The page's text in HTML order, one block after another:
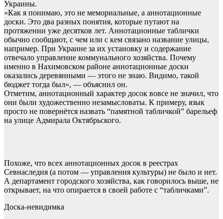
Украины.
«Как я понимаю, это не мемориальные, а аннотационные
доски. Это два разных понятия, которые путают на
протяжении уже десятков лет. Аннотационные таблички
обычно сообщают, с чем или с кем связано название улицы,
например. При Украине за их установку и содержание
отвечало управление коммунального хозяйства. Почему
именно в Нахимовском районе аннотационные доски
оказались деревянными — этого не знаю. Видимо, такой
бюджет тогда был», — объяснил он.
Отметим, аннотационный характер досок вовсе не значил, что
они были художественно незамысловаты. К примеру, язык
просто не повернётся назвать “памятной табличкой” барельеф
на улице Адмирала Октябрьского.
Похоже, что всех аннотационных досок в реестрах
Севнаследия (а потом — управления культуры) не было и нет.
А департамент городского хозяйства, как говорилось выше, не
открывает, на что опирается в своей работе с “табличками”.
Доска-невидимка